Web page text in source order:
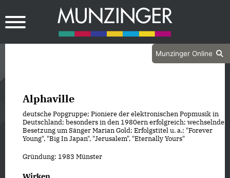
Munzinger Online
Alphaville
deutsche Popgruppe; Pioniere der elektronischen Popmusik in
Deutschland; besonders in den 1980ern erfolgreich; wechselnde
Besetzung um Sänger Marian Gold; Erfolgstitel u. a.: "Forever
Young", "Big In Japan", "Jerusalem", "Eternally Yours"
Gründung: 1983 Münster
Wirken